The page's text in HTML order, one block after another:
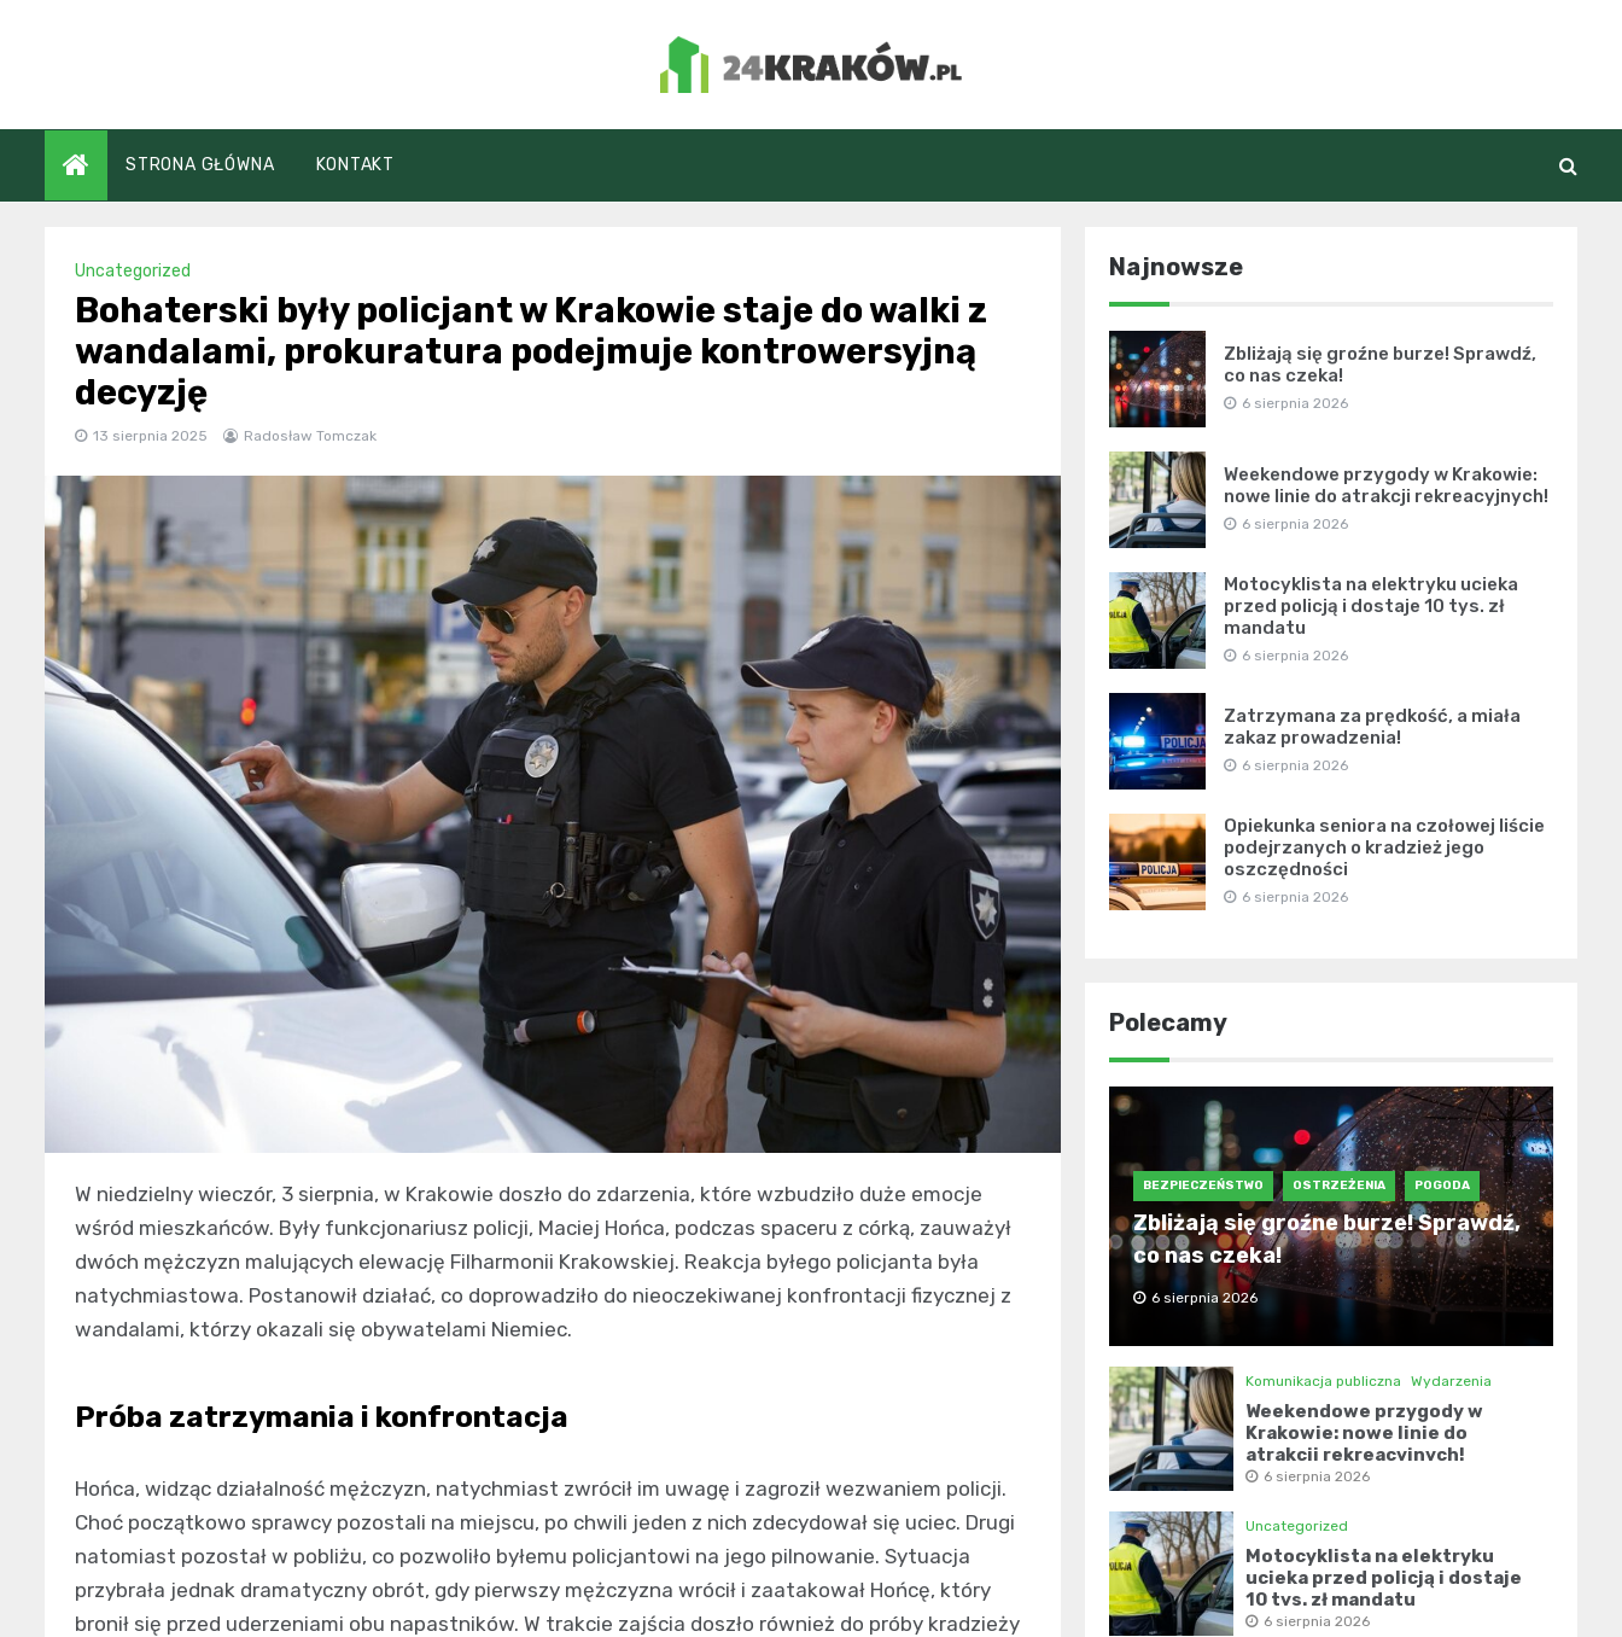
24Kraków.pl
STRONA GŁÓWNA KONTAKT
Uncategorized
Bohaterski były policjant w Krakowie staje do walki z
wandalami, prokuratura podejmuje kontrowersyjną
decyzję
13 sierpnia 2025 Radosław Tomczak
W niedzielny wieczór, 3 sierpnia, w Krakowie doszło do zdarzenia, które wzbudziło duże emocje
wśród mieszkańców. Były funkcjonariusz policji, Maciej Hońca, podczas spaceru z córką, zauważył
dwóch mężczyzn malujących elewację Filharmonii Krakowskiej. Reakcja byłego policjanta była
natychmiastowa. Postanowił działać, co doprowadziło do nieoczekiwanej konfrontacji fizycznej z
wandalami, którzy okazali się obywatelami Niemiec.
Próba zatrzymania i konfrontacja
Hońca, widząc działalność mężczyzn, natychmiast zwrócił im uwagę i zagroził wezwaniem policji.
Choć początkowo sprawcy pozostali na miejscu, po chwili jeden z nich zdecydował się uciec. Drugi
natomiast pozostał w pobliżu, co pozwoliło byłemu policjantowi na jego pilnowanie. Sytuacja
przybrała jednak dramatyczny obrót, gdy pierwszy mężczyzna wrócił i zaatakował Hońcę, który
bronił się przed uderzeniami obu napastników. W trakcie zajścia doszło również do próby kradzieży
Najnowsze
Zbliżają się groźne burze! Sprawdź,
co nas czeka!
6 sierpnia 2026
Weekendowe przygody w Krakowie:
nowe linie do atrakcji rekreacyjnych!
6 sierpnia 2026
Motocyklista na elektryku ucieka
przed policją i dostaje 10 tys. zł
mandatu
6 sierpnia 2026
Zatrzymana za prędkość, a miała
zakaz prowadzenia!
6 sierpnia 2026
Opiekunka seniora na czołowej liście
podejrzanych o kradzież jego
oszczędności
6 sierpnia 2026
Polecamy
BEZPIECZEŃSTWO OSTRZEŻENIA POGODA
Zbliżają się groźne burze! Sprawdź,
co nas czeka!
6 sierpnia 2026
Komunikacja publiczna Wydarzenia
Weekendowe przygody w
Krakowie: nowe linie do
atrakcji rekreacyjnych!
6 sierpnia 2026
Uncategorized
Motocyklista na elektryku
ucieka przed policją i dostaje
10 tys. zł mandatu
6 sierpnia 2026